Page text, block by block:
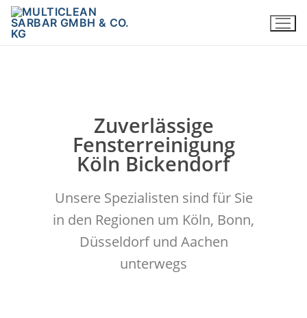
Zuverlässige
Fensterreinigung
Köln Bickendorf
Unsere Spezialisten sind für Sie
in den Regionen um Köln, Bonn,
Düsseldorf und Aachen
unterwegs